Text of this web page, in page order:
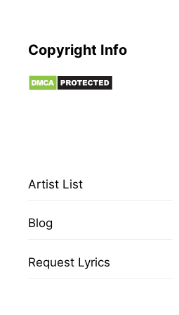
Copyright Info
Artist List
Blog
Request Lyrics